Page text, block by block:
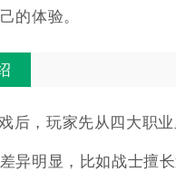
的体验。
后，玩家先从四大职
异明显，比如战士擅